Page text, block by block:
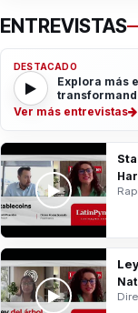
ENTREVISTAS
DESTACADO
Explora más
Ver más entrevistas